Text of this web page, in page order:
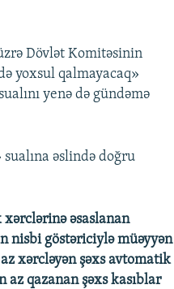
Dövlət Komitəsinin
yoxsul qalmayacaq»
yenə də gündəmə
əslində doğru
əsaslanan
nisbi göstəriciylə müəyyən
xərcləyən şəxs avtomatik
qazanan şəxs kasıblar